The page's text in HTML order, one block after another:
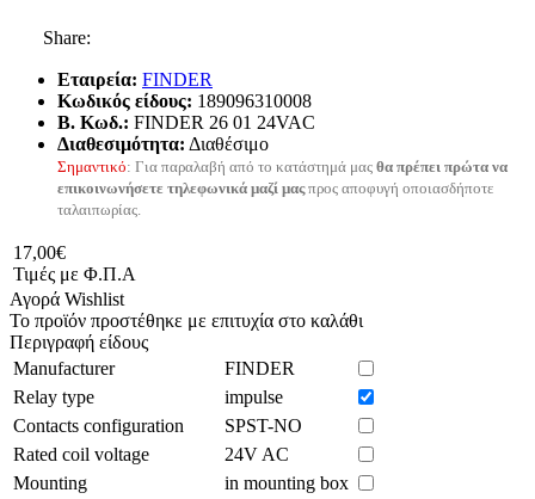
Share:
Εταιρεία: FINDER
Κωδικός είδους: 189096310008
B. Κωδ.: FINDER 26 01 24VAC
Διαθεσιμότητα: Διαθέσιμο
Σημαντικό: Για παραλαβή από το κατάστημά μας θα πρέπει πρώτα να
επικοινωνήσετε τηλεφωνικά μαζί μαςπρος αποφυγή οποιασδήποτε
ταλαιπωρίας.
17,00€
Τιμές με Φ.Π.Α
Αγορά Wishlist
Το προϊόν προστέθηκε με επιτυχία στο καλάθι
Περιγραφή είδους
Manufacturer
FINDER
Relay type
impulse
Contacts configuration
SPST-NO
Rated coil voltage
24V AC
Mounting
in mounting box